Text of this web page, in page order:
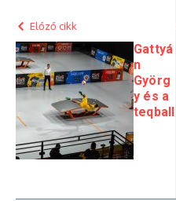
Előző cikk
Gattyá
n
Györg
y és a
teqball